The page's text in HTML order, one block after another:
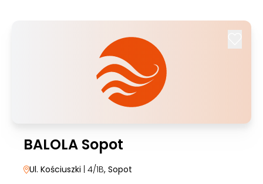
BALOLA Sopot
Ul. Kościuszki | 4/1B, Sopot